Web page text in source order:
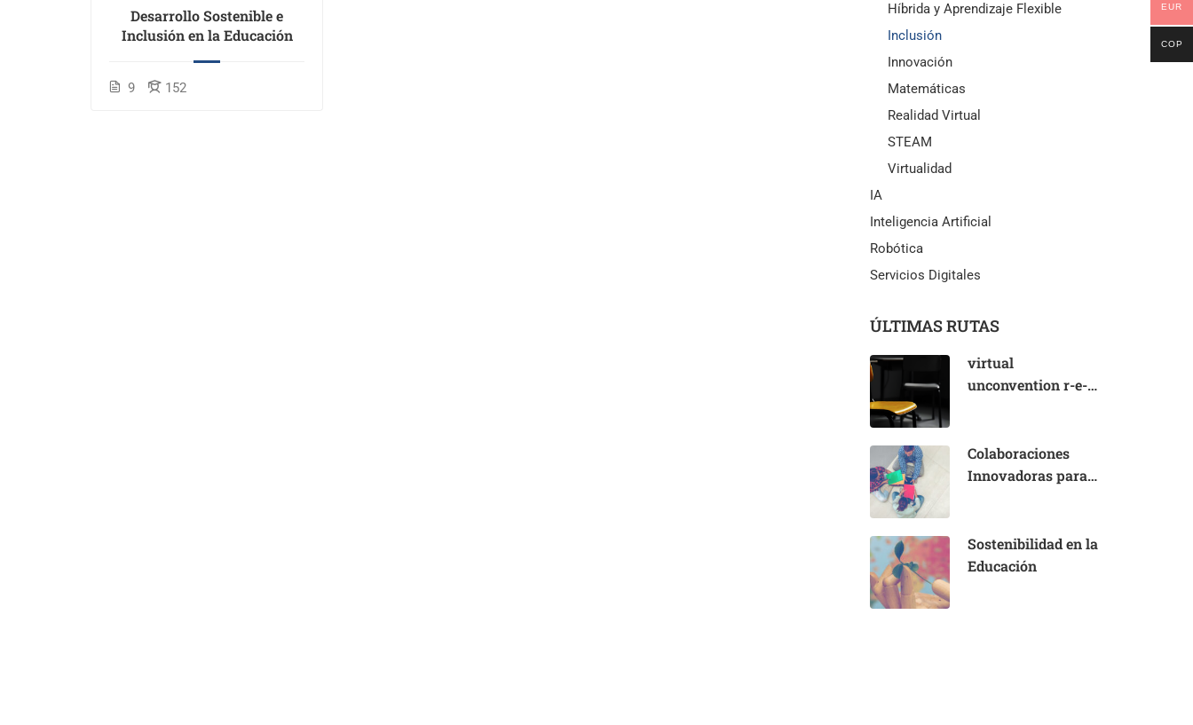
Desarrollo Sostenible e
Inclusión en la Educación
9 152
Híbrida y Aprendizaje Flexible
Inclusión
Innovación
Matemáticas
Realidad Virtual
STEAM
Virtualidad
IA
Inteligencia Artificial
Robótica
Servicios Digitales
ÚLTIMAS RUTAS
virtual
unconvention r-e-h-
Colaboraciones
Innovadoras para
Sostenibilidad en la
Educación
EUR
COP